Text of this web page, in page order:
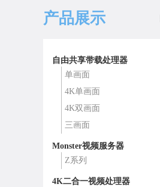
产品展示
自由共享带载处理器
单画面
4K单画面
4K双画面
三画面
Monster视频服务器
Z系列
4K二合一视频处理器